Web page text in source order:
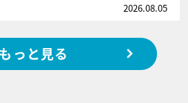
2026.08.05
もっと見る